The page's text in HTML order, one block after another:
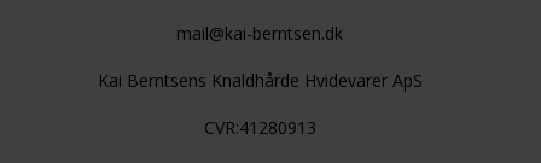
mail@kai-berntsen.dk
Kai Berntsens Knaldhårde Hvidevarer ApS
CVR:41280913